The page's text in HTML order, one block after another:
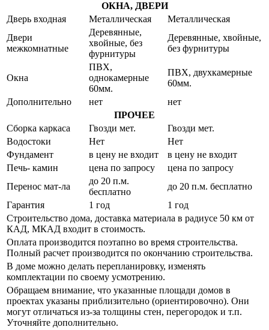
ОКНА, ДВЕРИ
Дверь входная
Металлическая
Металлическая
Двери
межкомнатные
Деревянные,
хвойные, без
фурнитуры
Деревянные, хвойные,
без фурнитуры
Окна
ПВХ,
однокамерные
60мм.
ПВХ, двухкамерные
60мм.
Дополнительно
нет
нет
ПРОЧЕЕ
Сборка каркаса
Гвозди мет.
Гвозди мет.
Водостоки
Нет
Нет
Фундамент
в цену не входит
в цену не входит
Печь- камин
цена по запросу
цена по запросу
Перенос мат-ла
до 20 п.м.
бесплатно
до 20 п.м. бесплатно
Гарантия
1 год
1 год
Строительство дома, доставка материала в радиусе 50 км от
КАД, МКАД входит в стоимость.
Оплата производится поэтапно во время строительства.
Полный расчет производится по окончанию строительства.
В доме можно делать перепланировку, изменять
комплектации по своему усмотрению.
Обращаем внимание, что указанные площади домов в
проектах указаны приблизительно (ориентировочно). Они
могут отличаться из-за толщины стен, перегородок и т.п.
Уточняйте дополнительно.